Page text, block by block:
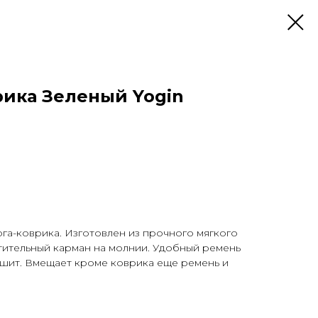
Зеленый Yogin
коврика. Изготовлен из прочного мягкого
карман на молнии. Удобный ремень
Вмещает кроме коврика еще ремень и